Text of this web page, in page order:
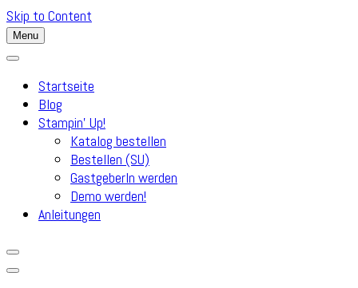
Skip to Content
Menu
Startseite
Blog
Stampin’ Up!
Katalog bestellen
Bestellen (SU)
GastgeberIn werden
Demo werden!
Anleitungen